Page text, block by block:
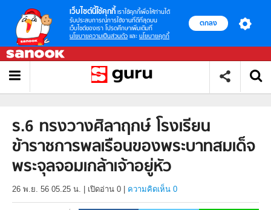
เว็บไซต์นี้ใช้คุกกี้ เราใช้คุกกี้เพื่อให้ท่านได้
รับประสบการณ์การใช้งานที่ดีที่สุดบน
เว็บไซต์ของเรา โปรดศึกษาเพิ่มเติมที่
นโยบายความเป็นส่วนตัว และ นโยบายคุกกี้
ตกลง
ร.6 ทรงวางศิลาฤกษ์ โรงเรียน
ข้าราชการพลเรือนของพระบาทสมเด็จ
พระจุลจอมเกล้าเจ้าอยู่หัว
26 พ.ย. 56 05.25 น. เปิดอ่าน 0 ความคิดเห็น 0